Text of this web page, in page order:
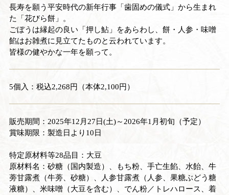
長寿を願う平安時代の新年行事「歯固めの儀式」から生まれ
た「花びら餅」。
ごぼうは縁起の良い「押し鮎」をあらわし、餅・人参・味噌
餡はお雑煮に見立てたものと云われています。
皆様の健やかな一年を願って。
5個入：税込2,268円（本体2,100円）
販売期間：2025年12月27日(土)～2026年1月初旬（予定）
賞味期限：製造日より10日
特定原材料等28品目：大豆
原材料名：砂糖（国内製造）、もち粉、手亡生餡、水飴、牛
蒡甘露煮（牛蒡、砂糖）、人参甘露煮（人参、果糖ぶどう糖
液糖）、米味噌（大豆を含む）、でん粉／トレハロース、着